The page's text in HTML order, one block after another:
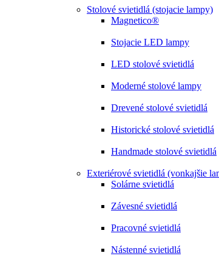
Stolové svietidlá (stojacie lampy)
Magnetico®
Stojacie LED lampy
LED stolové svietidlá
Moderné stolové lampy
Drevené stolové svietidlá
Historické stolové svietidlá
Handmade stolové svietidlá
Exteriérové svietidlá (vonkajšie
Solárne svietidlá
Závesné svietidlá
Pracovné svietidlá
Nástenné svietidlá